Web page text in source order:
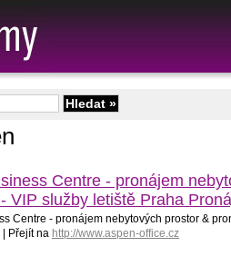
Centre - pronájem
VIP služby letiště Praha
Centre - pronájem nebytových prostor &
| Přejít na http://www.aspen-office.cz